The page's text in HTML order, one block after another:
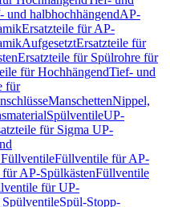
und halbhochhängendAP-
Ersatzteile für AP-
AufgesetztErsatzteile für
Ersatzteile für Spülrohre für
für HochhängendTief- und
für
ManschettenNippel,
SpülventileUP-
für Sigma UP-
Füllventile für AP-
AP-SpülkästenFüllventile
für UP-
Spül-Stopp-